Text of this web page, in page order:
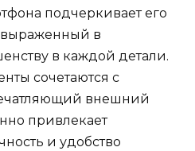
подчеркивает его
выраженный в
в каждой детали.
сочетаются с
внешний
привлекает
и удобство